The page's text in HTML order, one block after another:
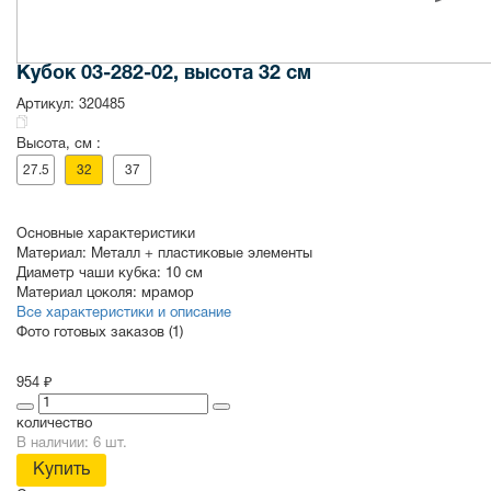
Кубок 03-282-02, высота 32 см
Артикул: 320485
Высота, см :
27.5 32 37
Основные характеристики
Материал: Металл + пластиковые элементы
Диаметр чаши кубка: 10 см
Материал цоколя: мрамор
Все характеристики и описание
Фото готовых заказов (1)
954 ₽
количество
В наличии: 6 шт.
Купить